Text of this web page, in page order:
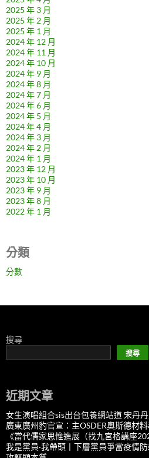
2025 年 3 月
2025 年 2 月
2025 年 1 月
2024 年 12 月
2024 年 11 月
2024 年 10 月
2024 年 9 月
2024 年 8 月
2024 年 7 月
2024 年 6 月
2024 年 5 月
2024 年 4 月
2024 年 3 月
2024 年 2 月
2024 年 1 月
2023 年 12 月
2023 年 10 月
2023 年 9 月
2023 年 8 月
2022 年 1 月
分類
分數
搜尋
搜尋
近期文章
女生演唱組合sis出台包養網站道 宋丹
廣東廣州豹官宣：主OSDER奧斯德材
《當代儒家思惟進展（找九宮格講座
我是黨員·我帶頭丨下層黨員爭當疫情